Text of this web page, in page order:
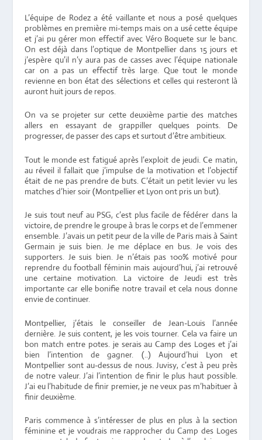
L’équipe de Rodez a été vaillante et nous a posé quelques
problèmes en première mi-temps mais on a usé cette équipe
et j’ai pu gérer mon effectif avec Véro Boquete sur le banc.
On est déjà dans l’optique de Montpellier dans 15 jours et
j’espère qu’il n’y aura pas de casses avec l’équipe nationale
car on a pas un effectif très large. Que tout le monde
revienne en bon état des sélections et celles qui resteront là
auront huit jours de repos.
On va se projeter sur cette deuxième partie des matches
allers en essayant de grappiller quelques points. De
progresser, de passer des caps et surtout d’être ambitieux.
Tout le monde est fatigué après l’exploit de jeudi. Ce matin,
au réveil il fallait que j’impulse de la motivation et l’objectif
était de ne pas prendre de buts. C’était un petit levier vu les
matches d’hier soir (Montpellier et Lyon ont pris un but).
Je suis tout neuf au PSG, c’est plus facile de fédérer dans la
victoire, de prendre le groupe à bras le corps et de l’emmener
ensemble. J’avais un petit peur de la ville de Paris mais à Saint
Germain je suis bien. Je me déplace en bus. Je vois des
supporters. Je suis bien. Je n’étais pas 100% motivé pour
reprendre du football féminin mais aujourd’hui, j’ai retrouvé
une certaine motivation. La victoire de Jeudi est très
importante car elle bonifie notre travail et cela nous donne
envie de continuer.
Montpellier, j’étais le conseiller de Jean-Louis l’année
dernière. Je suis content, je les vois tourner. Cela va faire un
bon match entre potes. je serais au Camp des Loges et j’ai
bien l’intention de gagner. (..) Aujourd’hui Lyon et
Montpellier sont au-dessus de nous. Juvisy, c’est à peu près
de notre valeur. J’ai l’intention de finir le plus haut possible.
J’ai eu l’habitude de finir premier, je ne veux pas m’habituer à
finir deuxième.
Paris commence à s’intéresser de plus en plus à la section
féminine et je voudrais me rapprocher du Camp des Loges